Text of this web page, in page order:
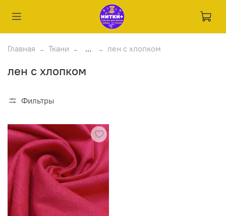
Главная Ткани ... лен с хлопком
лен с хлопком
Фильтры